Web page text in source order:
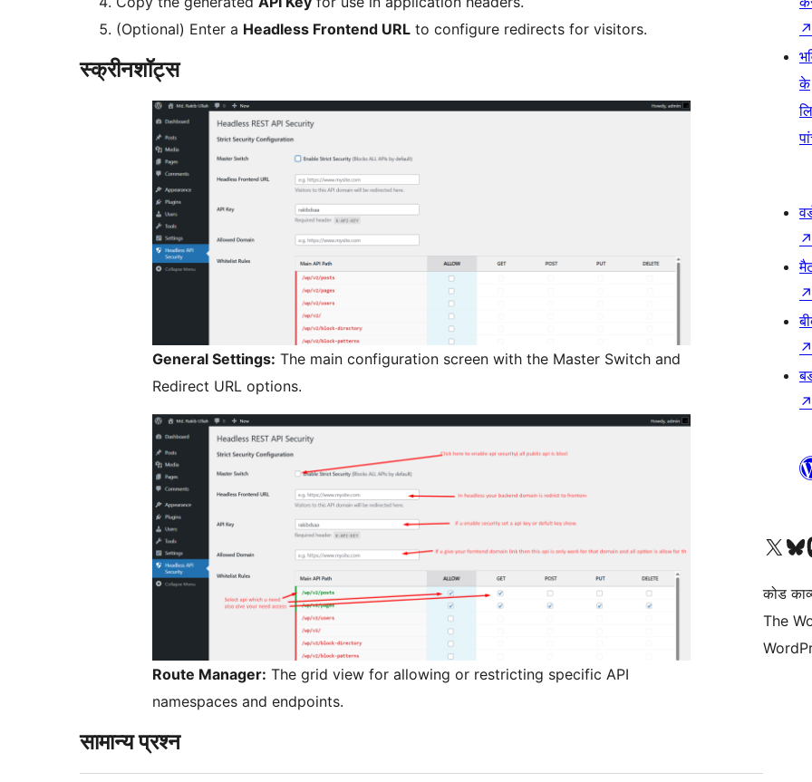
(Optional) Enter a Headless Frontend URL to configure redirects for visitors.
स्क्रीनशॉट्स
General Settings: The main configuration screen with the Master Switch and
Redirect URL options.
Route Manager: The grid view for allowing or restricting specific API
namespaces and endpoints.
सामान्य प्रश्न
↗
के
↗
↗
↗
↗
Visit our Xहमारे बलुस्की खाते पर जाएँ
कोड
The